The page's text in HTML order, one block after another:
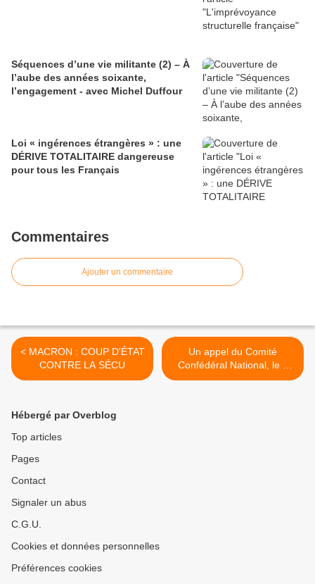
Séquences d’une vie militante (2) – À
l’aube des années soixante,
l’engagement - avec Michel Duffour
Loi « ingérences étrangères » : une
DÉRIVE TOTALITAIRE dangereuse
pour tous les Français
Commentaires
Ajouter un commentaire
< MACRON : COUP D'ÉTAT
CONTRE LA SÉCU
Un appel du Comité
Confédéral National, le «
parlement » de la CGT >
Hébergé par Overblog
Top articles
Pages
Contact
Signaler un abus
C.G.U.
Cookies et données personnelles
Préférences cookies